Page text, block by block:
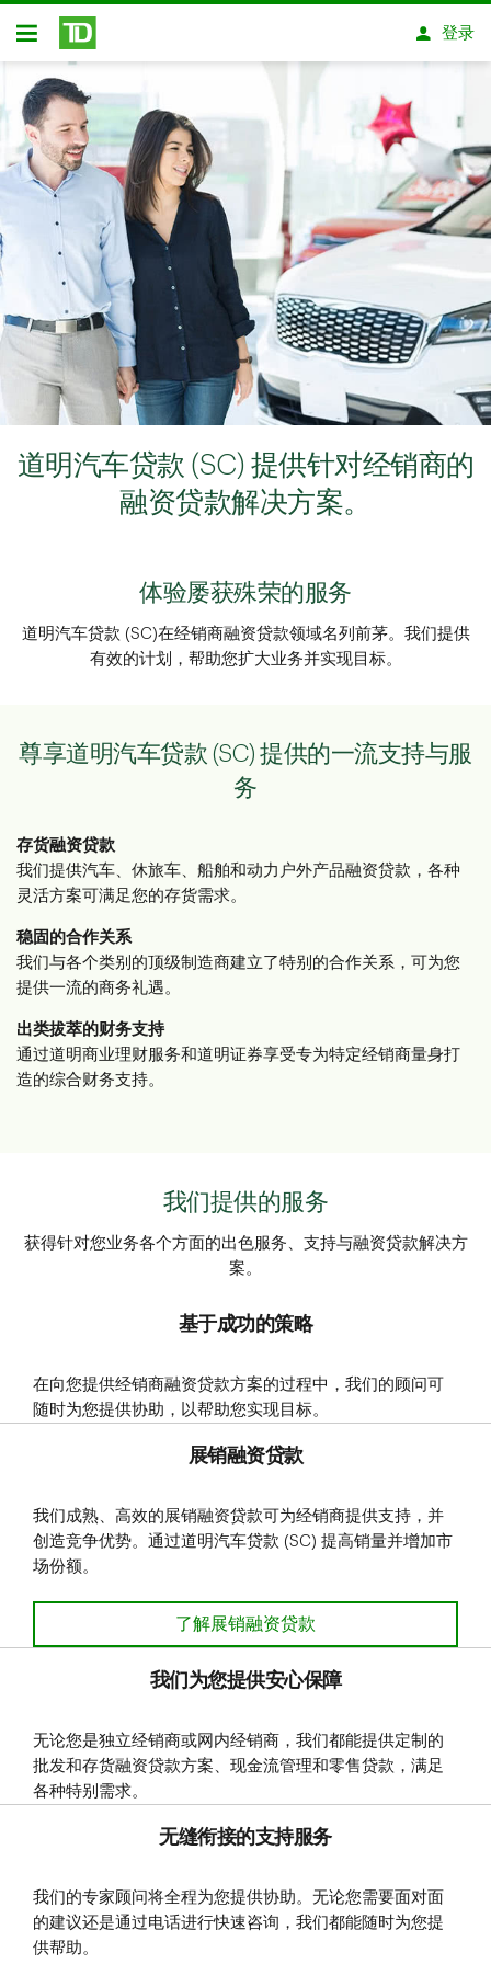
跳转到主要内容
开放式房屋贷款
登录
道明汽车贷款 (SC) 提供针对经销商的
融资贷款解决方案。
体验屡获殊荣的服务
道明汽车贷款 (SC)在经销商融资贷款领域名列前茅。我们提供
有效的计划，帮助您扩大业务并实现目标。
尊享道明汽车贷款 (SC) 提供的一流支持与服
务
存货融资贷款
我们提供汽车、休旅车、船舶和动力户外产品融资贷款，各种
灵活方案可满足您的存货需求。
稳固的合作关系
我们与各个类别的顶级制造商建立了特别的合作关系，可为您
提供一流的商务礼遇。
出类拔萃的财务支持
通过道明商业理财服务和道明证券享受专为特定经销商量身打
造的综合财务支持。
我们提供的服务
获得针对您业务各个方面的出色服务、支持与融资贷款解决方
案。
基于成功的策略
在向您提供经销商融资贷款方案的过程中，我们的顾问可
随时为您提供协助，以帮助您实现目标。
展销融资贷款
我们成熟、高效的展销融资贷款可为经销商提供支持，并
创造竞争优势。通过道明汽车贷款 (SC) 提高销量并增加市
场份额。
展销融资贷款
了解展销融资贷款
我们为您提供安心保障
无论您是独立经销商或网内经销商，我们都能提供定制的
批发和存货融资贷款方案、现金流管理和零售贷款，满足
各种特别需求。
无缝衔接的支持服务
我们的专家顾问将全程为您提供协助。无论您需要面对面
的建议还是通过电话进行快速咨询，我们都能随时为您提
供帮助。